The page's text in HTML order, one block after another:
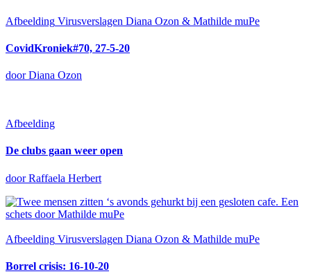
Afbeelding Virusverslagen Diana Ozon & Mathilde muPe
CovidKroniek#70, 27-5-20
door Diana Ozon
Afbeelding
De clubs gaan weer open
door Raffaela Herbert
Afbeelding Virusverslagen Diana Ozon & Mathilde muPe
Borrel crisis: 16-10-20